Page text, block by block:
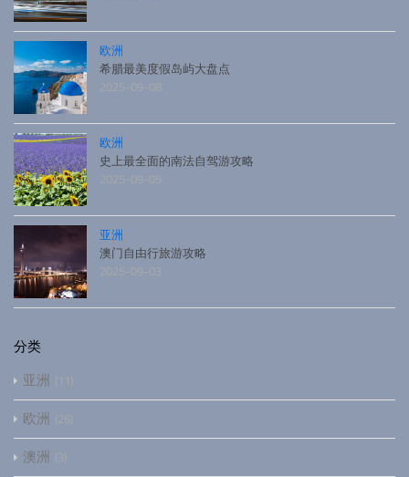
欧洲
希腊最美度假岛屿大盘点
2025-09-08
欧洲
史上最全面的南法自驾游攻略
2025-09-05
亚洲
澳门自由行旅游攻略
2025-09-03
分类
亚洲
11
欧洲 26
澳洲 3